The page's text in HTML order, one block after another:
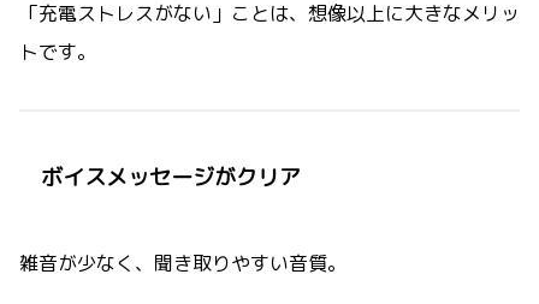
「充電ストレスがない」ことは、想像以上に大きなメリッ
トです。
ボイスメッセージがクリア
雑音が少なく、聞き取りやすい音質。